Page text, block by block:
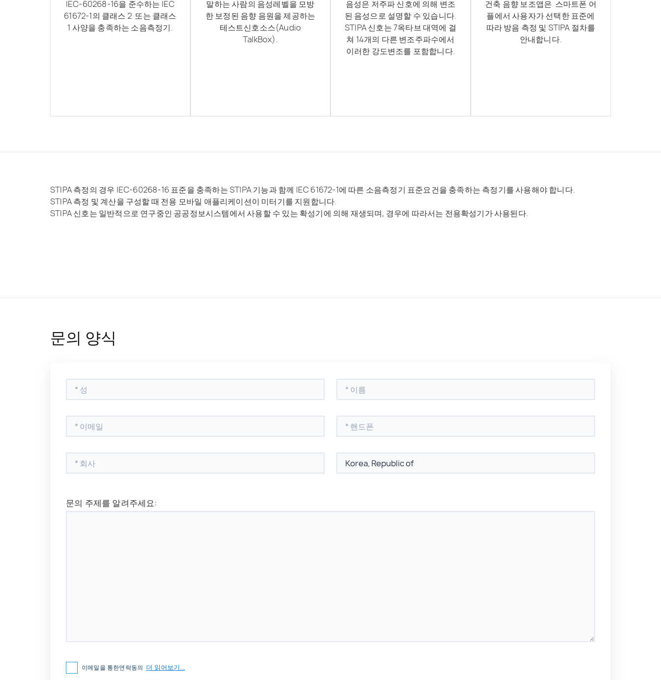
IEC-60268-16을 준수하는 IEC
61672-1의 클래스 2 또는 클래스
1 사양을 충족하는 소음측정기.
말하는 사람의 음성레벨을 모방
한 보정된 음향 음원을 제공하는
테스트신호소스(Audio
TalkBox).
음성은 저주파 신호에 의해 변조
된 음성으로 설명할 수 있습니다.
STIPA 신호는 7옥타브 대역에 걸
쳐 14개의 다른 변조주파수에서
이러한 강도변조를 포함합니다.
건축 음향 보조앱은 스마트폰 어
플에서 사용자가 선택한 표준에
따라 방음 측정 및 STIPA 절차를
안내합니다.
STIPA 측정의 경우 IEC-60268-16 표준을 충족하는 STIPA 기능과 함께 IEC 61672-1에 따른 소음측정기 표준요건을 충족하는 측정기를 사용해야 합니다.
STIPA 측정 및 계산을 구성할 때 전용 모바일 애플리케이션이 미터기를 지원합니다.
STIPA 신호는 일반적으로 연구중인 공공정보시스템에서 사용할 수 있는 확성기에 의해 재생되며, 경우에 따라서는 전용확성기가 사용된다.
문의 양식
문의 주제를 알려주세요:
이메일을 통한연락동의 더 읽어보기...